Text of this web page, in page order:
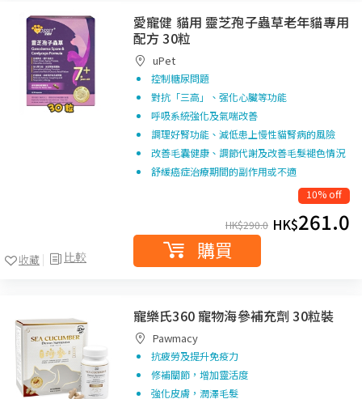
比較
收藏
愛寵健 貓用 靈芝孢子蟲草老年貓專用
配方 30粒
uPet
控制糖尿問題
對抗「三高」、强化心臟等功能
呼吸系統強化及氣喘改善
調理好腎功能、減低患上慢性貓腎病的風險
改善毛囊健康、調節代謝及改善毛髮褪色情況
舒緩癌症治療期間的副作用或不適
10% off
HK$290.0 HK$261.0
購買
寵樂氏360 寵物海參補充劑 30粒裝
Pawmacy
抗疲勞及提升免疫力
修補關節，增加靈活度
強化皮膚，潤澤毛髮